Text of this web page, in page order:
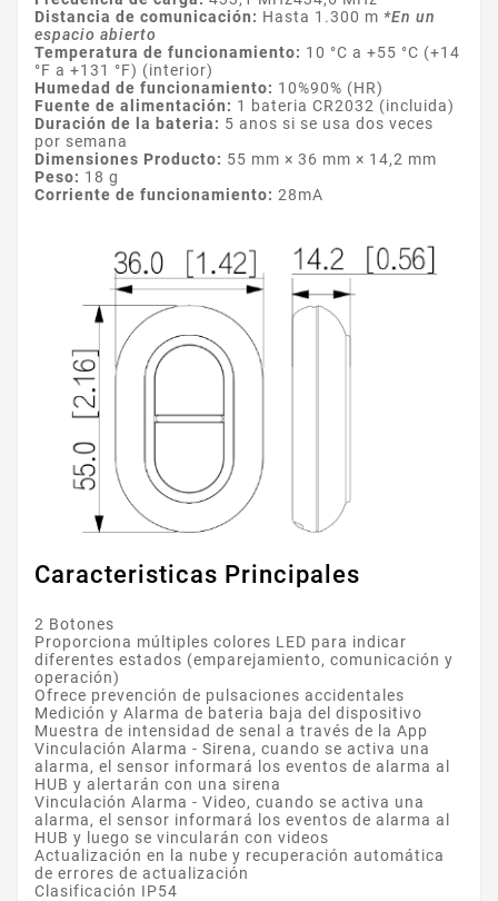
Distancia de comunicación: Hasta 1.300 m *En un
espacio abierto
Temperatura de funcionamiento: 10 °C a +55 °C (+14
°F a +131 °F) (interior)
Humedad de funcionamiento: 10%90% (HR)
Fuente de alimentación: 1 bateria CR2032 (incluida)
Duración de la bateria: 5 anos si se usa dos veces
por semana
Dimensiones Producto: 55 mm × 36 mm × 14,2 mm
Peso: 18 g
Corriente de funcionamiento: 28mA
Caracteristicas Principales
2 Botones
Proporciona múltiples colores LED para indicar
diferentes estados (emparejamiento, comunicación y
operación)
Ofrece prevención de pulsaciones accidentales
Medición y Alarma de bateria baja del dispositivo
Muestra de intensidad de senal a través de la App
Vinculación Alarma - Sirena, cuando se activa una
alarma, el sensor informará los eventos de alarma al
HUB y alertarán con una sirena
Vinculación Alarma - Video, cuando se activa una
alarma, el sensor informará los eventos de alarma al
HUB y luego se vincularán con videos
Actualización en la nube y recuperación automática
de errores de actualización
Clasificación IP54